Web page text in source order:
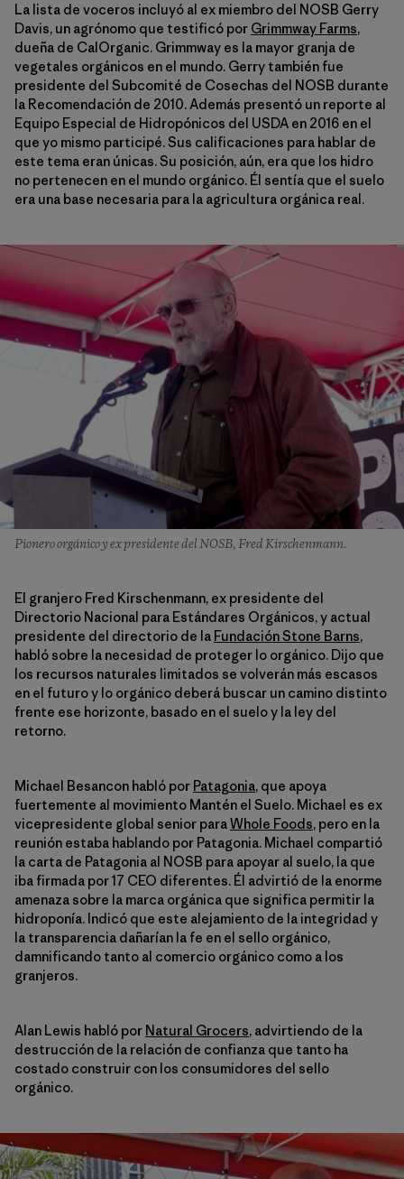
La lista de voceros incluyó al ex miembro del NOSB Gerry
Davis, un agrónomo que testificó por Grimmway Farms,
dueña de CalOrganic. Grimmway es la mayor granja de
vegetales orgánicos en el mundo. Gerry también fue
presidente del Subcomité de Cosechas del NOSB durante
la Recomendación de 2010. Además presentó un reporte al
Equipo Especial de Hidropónicos del USDA en 2016 en el
que yo mismo participé. Sus calificaciones para hablar de
este tema eran únicas. Su posición, aún, era que los hidro
no pertenecen en el mundo orgánico. Él sentía que el suelo
era una base necesaria para la agricultura orgánica real.
Pionero orgánico y ex presidente del NOSB, Fred Kirschenmann.
El granjero Fred Kirschenmann, ex presidente del
Directorio Nacional para Estándares Orgánicos, y actual
presidente del directorio de la Fundación Stone Barns,
habló sobre la necesidad de proteger lo orgánico. Dijo que
los recursos naturales limitados se volverán más escasos
en el futuro y lo orgánico deberá buscar un camino distinto
frente ese horizonte, basado en el suelo y la ley del
retorno.
Michael Besancon habló por Patagonia, que apoya
fuertemente al movimiento Mantén el Suelo. Michael es ex
vicepresidente global senior paraWhole Foods, pero en la
reunión estaba hablando por Patagonia. Michael compartió
la carta de Patagonia al NOSB para apoyar al suelo, la que
iba firmada por 17 CEO diferentes. Él advirtió de la enorme
amenaza sobre la marca orgánica que significa permitir la
hidroponía. Indicó que este alejamiento de la integridad y
la transparencia dañarían la fe en el sello orgánico,
damnificando tanto al comercio orgánico como a los
granjeros.
Alan Lewis habló por Natural Grocers, advirtiendo de la
destrucción de la relación de confianza que tanto ha
costado construir con los consumidores del sello
orgánico.